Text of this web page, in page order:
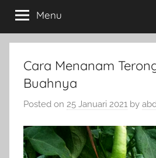
Menu
Cara Menanam
Buahnya
Posted on 25 Januari 2021 by